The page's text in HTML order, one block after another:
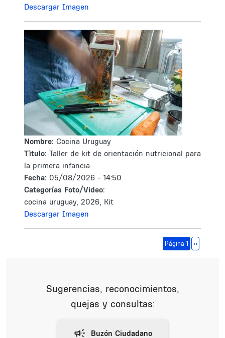
Descargar Imagen
Nombre: Cocina Uruguay
Tìtulo: Taller de kit de orientación nutricional para
la primera infancia
Fecha: 05/08/2026 - 14:50
Categorías Foto/Video:
cocina uruguay, 2026, Kit
Descargar Imagen
Página 1 Siguiente
››
Sugerencias, reconocimientos,
quejas y consultas: